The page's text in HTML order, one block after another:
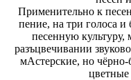
Применительно к
пение, на три голоса
песенную
разъцвечивании
мАстерские, но